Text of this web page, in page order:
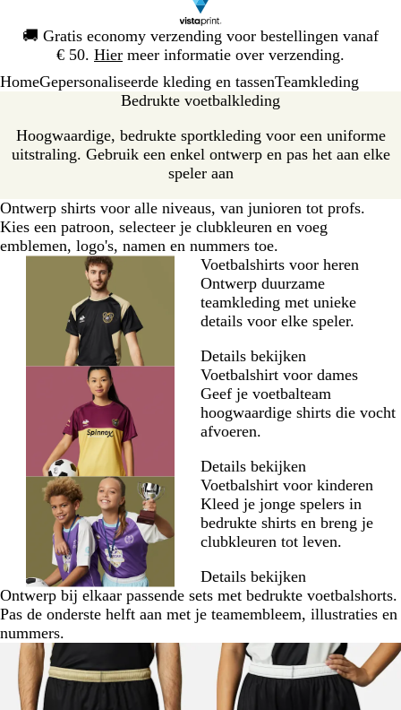
🚚 Gratis economy verzending voor bestellingen vanaf
€ 50. Hier meer informatie over verzending.
1
HomeGepersonaliseerde kleding en tassenTeamkleding
Bedrukte voetbalkleding
Hoogwaardige, bedrukte sportkleding voor een uniforme
uitstraling. Gebruik een enkel ontwerp en pas het aan elke
speler aan
Ontwerp shirts voor alle niveaus, van junioren tot profs.
Kies een patroon, selecteer je clubkleuren en voeg
emblemen, logo's, namen en nummers toe.
Voetbalshirts voor heren
Ontwerp duurzame
teamkleding met unieke
details voor elke speler.
Details bekijken
Voetbalshirt voor dames
Geef je voetbalteam
hoogwaardige shirts die vocht
afvoeren.
Details bekijken
Voetbalshirt voor kinderen
Kleed je jonge spelers in
bedrukte shirts en breng je
clubkleuren tot leven.
Details bekijken
Ontwerp bij elkaar passende sets met bedrukte voetbalshorts.
Pas de onderste helft aan met je teamembleem, illustraties en
nummers.